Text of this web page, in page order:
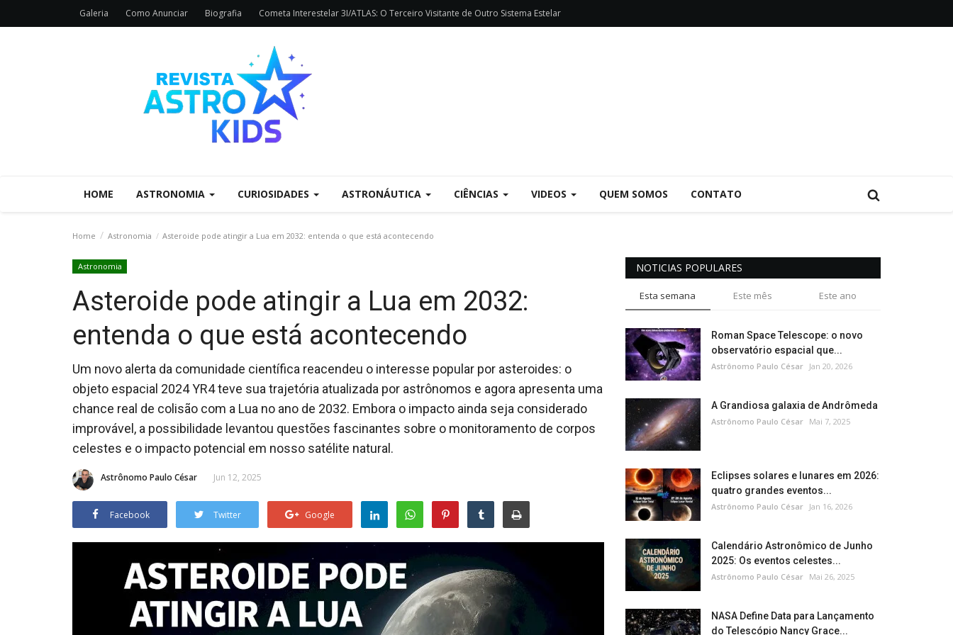
Galeria Como Anunciar Biografia Cometa Interestelar 3I/ATLAS: O Terceiro Visitante de Outro Sistema Estelar
HOME ASTRONOMIA CURIOSIDADES ASTRONÁUTICA CIÊNCIAS VIDEOS QUEM SOMOS CONTATO
Home Astronomia Asteroide pode atingir a Lua em 2032: entenda o que está acontecendo
Astronomia
Asteroide pode atingir a Lua em 2032:
entenda o que está acontecendo
Um novo alerta da comunidade científica reacendeu o interesse popular por asteroides: o
objeto espacial 2024 YR4 teve sua trajetória atualizada por astrônomos e agora apresenta uma
chance real de colisão com a Lua no ano de 2032. Embora o impacto ainda seja considerado
improvável, a possibilidade levantou questões fascinantes sobre o monitoramento de corpos
celestes e o impacto potencial em nosso satélite natural.
Astrônomo Paulo César Jun 12, 2025
Facebook Twitter Google
NOTICIAS POPULARES
Esta semana Este mês Este ano
Roman Space Telescope: o novo
observatório espacial que...
Astrônomo Paulo César Jan 20, 2026
A Grandiosa galaxia de Andrômeda
Astrônomo Paulo César Mai 7, 2025
Eclipses solares e lunares em 2026:
quatro grandes eventos...
Astrônomo Paulo César Jan 16, 2026
Calendário Astronômico de Junho
2025: Os eventos celestes...
Astrônomo Paulo César Mai 26, 2025
NASA Define Data para Lançamento
do Telescópio Nancy Grace...